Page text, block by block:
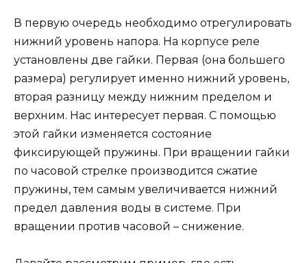
В первую очередь необходимо отрегулировать
нижний уровень напора. На корпусе реле
установлены две гайки. Первая (она большего
размера) регулирует именно нижний уровень,
вторая разницу между нижним пределом и
верхним. Нас интересует первая. С помощью
этой гайки изменяется состояние
фиксирующей пружины. При вращении гайки
по часовой стрелке производится сжатие
пружины, тем самым увеличивается нижний
предел давления воды в системе. При
вращении против часовой – снижение.